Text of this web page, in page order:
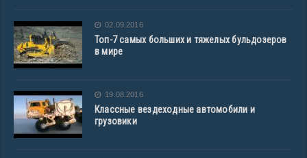
02.09.2016
Топ-7 самых больших и тяжелых бульдозеров
в мире
19.08.2016
Классные вездеходные автомобили и
грузовики